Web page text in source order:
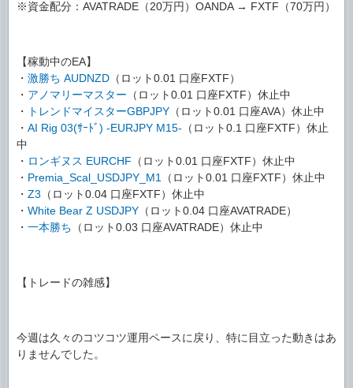
※資金配分：AVATRADE（20万円）OANDA → FXTF（70万円）
【稼動中のEA】
・ 激勝ち AUDNZD （ロット0.01 口座FXTF）
・ アノマリーマスター （ロット0.01 口座FXTF）休止中
・
トレンドマイスターGBPJPY （ロット0.01 口座AVA）休止中
・ AI Rig 03(ｻｰﾄﾞ) -EURJPY M15- （ロット0.1 口座FXTF）休止
中
・ ロンギヌス EURCHF （ロット0.01 口座FXTF）休止中
・ Premia_Scal_USDJPY_M1 （ロット0.01 口座FXTF）休止中
・ Z3 （ロット0.04 口座FXTF）休止中
・ White Bear Z USDJPY （ロット0.04 口座AVATRADE）
・ 一本勝ち （ロット0.03 口座AVATRADE）休止中
【トレードの雑感】
今週は久々のコツコツ運用ペースに戻り、特に目立った動きはあ
りませんでした。